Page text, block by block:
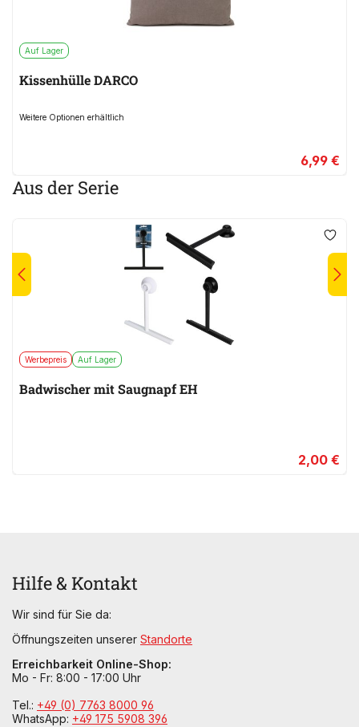
Auf Lager
Kissenhülle DARCO
Weitere Optionen erhältlich
6,99 €
Aus der Serie
Werbepreis Auf Lager
Badwischer mit Saugnapf EH
2,00 €
Hilfe & Kontakt
Wir sind für Sie da:
Öffnungszeiten unserer Standorte
Erreichbarkeit Online-Shop:
Mo - Fr: 8:00 - 17:00 Uhr
Tel.: +49 (0) 7763 8000 96
WhatsApp: +49 175 5908 396